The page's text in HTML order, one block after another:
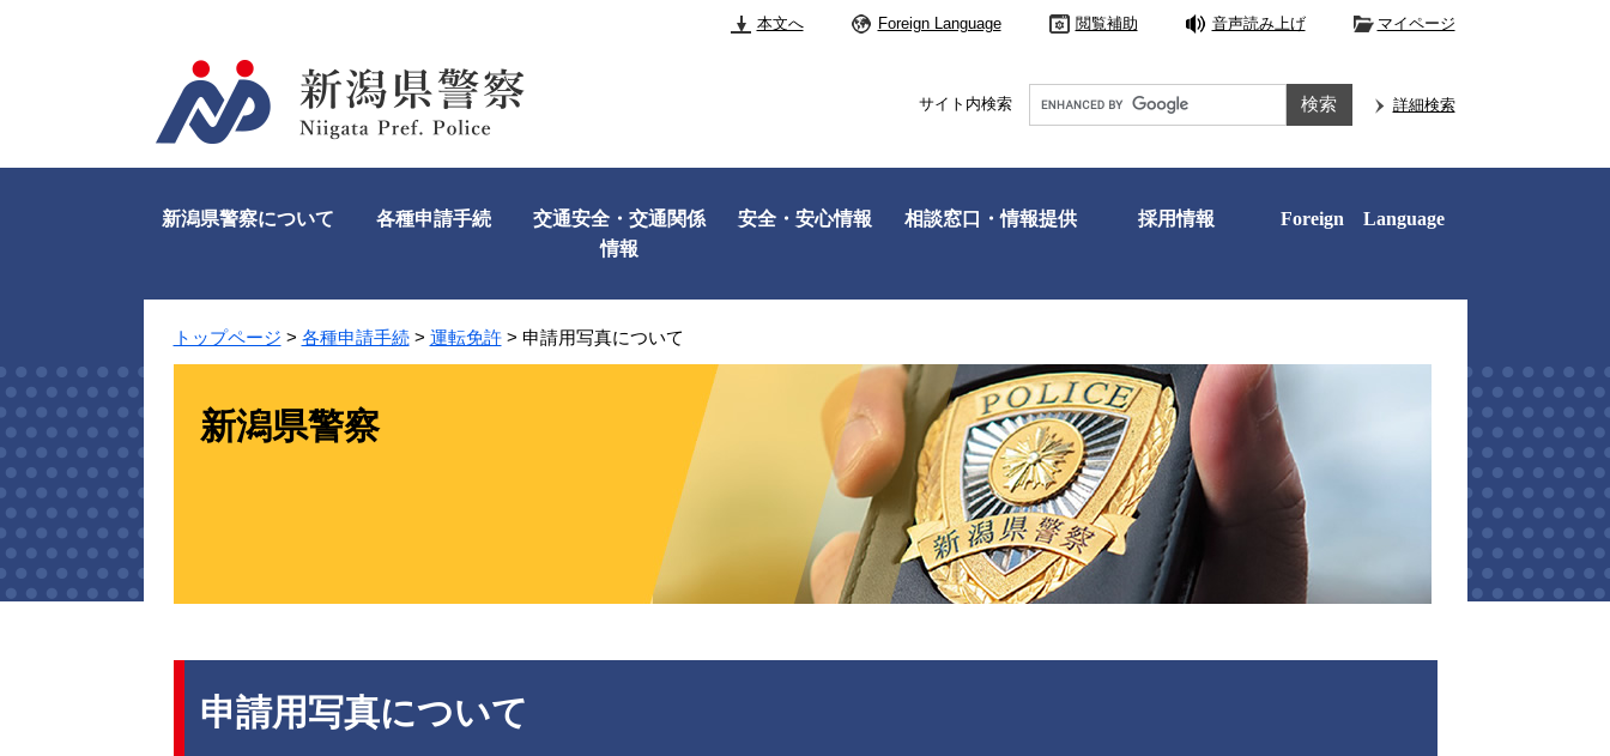
本文へ Foreign Language 閲覧補助 音声読み上げ マイページ
サイト内検索
Google
タ
検
詳細検索
新潟県警察について 各種申請手続
交通安全・交通関係
情報
安全・安心情報 相談窓口・情報提供 採用情報 Foreign Language
トップページ > 各種申請手続> 運転免許> 申請用写真について
新潟県警察
申請用写真について